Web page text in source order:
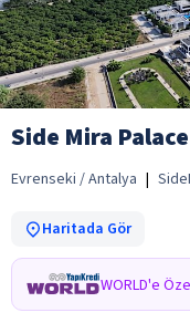
Side Mira
Evrenseki / Antalya | Side
Haritada Gör
WORLD'e